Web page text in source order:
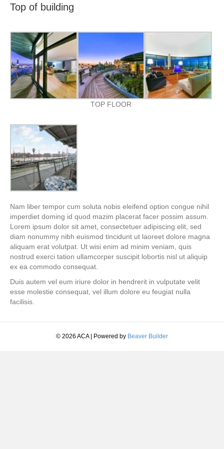
Top of building
TOP FLOOR
Nam liber tempor cum soluta nobis eleifend option congue nihil
imperdiet doming id quod mazim placerat facer possim assum.
Lorem ipsum dolor sit amet, consectetuer adipiscing elit, sed
diam nonummy nibh euismod tincidunt ut laoreet dolore magna
aliquam erat volutpat. Ut wisi enim ad minim veniam, quis
nostrud exerci tation ullamcorper suscipit lobortis nisl ut aliquip
ex ea commodo consequat.
Duis autem vel eum iriure dolor in hendrerit in vulputate velit
esse molestie consequat, vel illum dolore eu feugiat nulla
facilisis.
© 2026 ACA Powered by Beaver Builder